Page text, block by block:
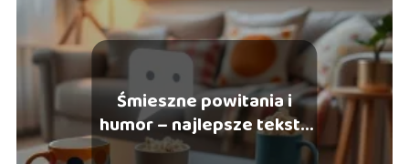
Śmieszne powitania i
humor – najlepsze teksty
na każdą okazję